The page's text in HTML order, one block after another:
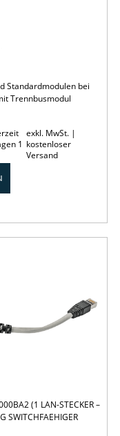
Standardmodulen bei
Trennbusmodul
1
exkl. MwSt. |
kostenloser
Versand
(1 LAN-STECKER –
SWITCHFAEHIGER